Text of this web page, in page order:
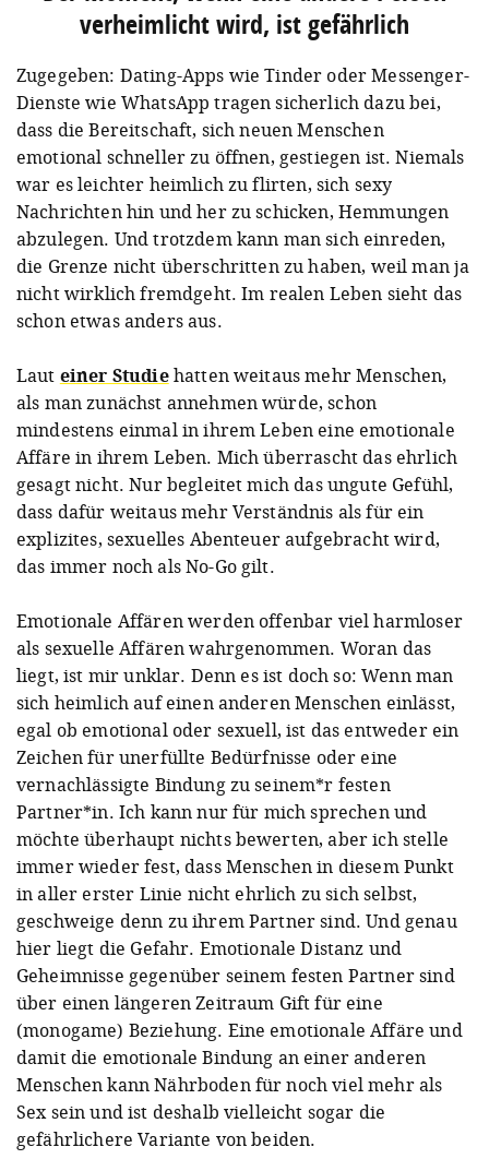
verheimlicht wird, ist gefährlich
Zugegeben: Dating-Apps wie Tinder oder Messenger-
Dienste wie WhatsApp tragen sicherlich dazu bei,
dass die Bereitschaft, sich neuen Menschen
emotional schneller zu öffnen, gestiegen ist. Niemals
war es leichter heimlich zu flirten, sich sexy
Nachrichten hin und her zu schicken, Hemmungen
abzulegen. Und trotzdem kann man sich einreden,
die Grenze nicht überschritten zu haben, weil man ja
nicht wirklich fremdgeht. Im realen Leben sieht das
schon etwas anders aus.
Laut einer Studiehatten weitaus mehr Menschen,
als man zunächst annehmen würde, schon
mindestens einmal in ihrem Leben eine emotionale
Affäre in ihrem Leben. Mich überrascht das ehrlich
gesagt nicht. Nur begleitet mich das ungute Gefühl,
dass dafür weitaus mehr Verständnis als für ein
explizites, sexuelles Abenteuer aufgebracht wird,
das immer noch als No-Go gilt.
Emotionale Affären werden offenbar viel harmloser
als sexuelle Affären wahrgenommen. Woran das
liegt, ist mir unklar. Denn es ist doch so: Wenn man
sich heimlich auf einen anderen Menschen einlässt,
egal ob emotional oder sexuell, ist das entweder ein
Zeichen für unerfüllte Bedürfnisse oder eine
vernachlässigte Bindung zu seinem*r festen
Partner*in. Ich kann nur für mich sprechen und
möchte überhaupt nichts bewerten, aber ich stelle
immer wieder fest, dass Menschen in diesem Punkt
in aller erster Linie nicht ehrlich zu sich selbst,
geschweige denn zu ihrem Partner sind. Und genau
hier liegt die Gefahr. Emotionale Distanz und
Geheimnisse gegenüber seinem festen Partner sind
über einen längeren Zeitraum Gift für eine
(monogame) Beziehung. Eine emotionale Affäre und
damit die emotionale Bindung an einer anderen
Menschen kann Nährboden für noch viel mehr als
Sex sein und ist deshalb vielleicht sogar die
gefährlichere Variante von beiden.